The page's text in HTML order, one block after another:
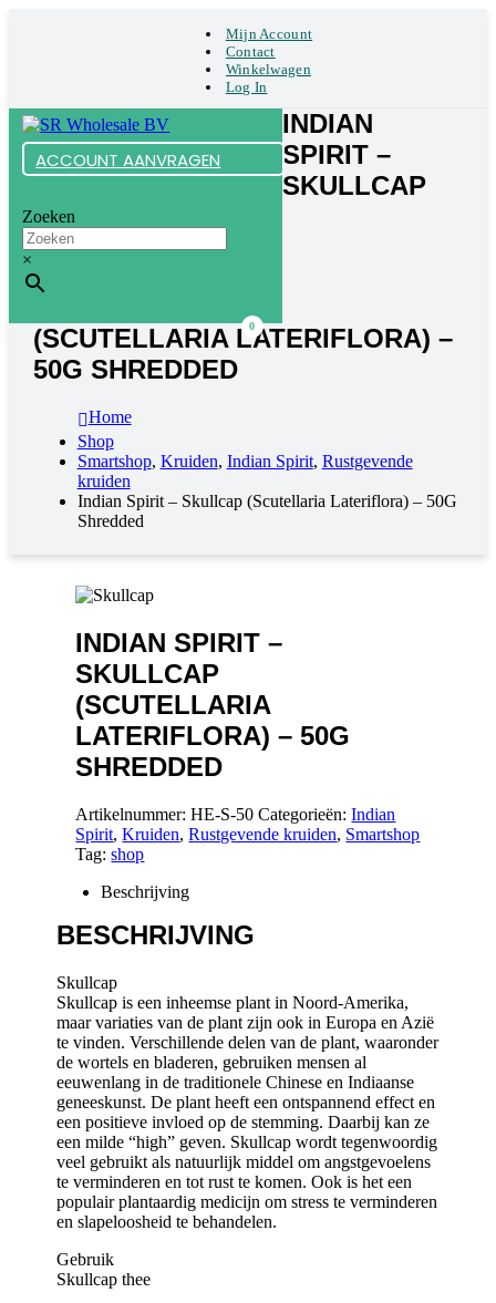
Mijn Account
Contact
Winkelwagen
Log In
ACCOUNT AANVRAGEN
Zoeken
×
0
INDIAN
SPIRIT –
SKULLCAP
(SCUTELLARIA LATERIFLORA) –
50G SHREDDED
Home
Shop
Smartshop, Kruiden, Indian Spirit, Rustgevende
kruiden
Indian Spirit – Skullcap (Scutellaria Lateriflora) – 50G
Shredded
INDIAN SPIRIT –
SKULLCAP
(SCUTELLARIA
LATERIFLORA) – 50G
SHREDDED
Artikelnummer:HE-S-50 Categorieën:Indian
Spirit,Kruiden,Rustgevende kruiden, Smartshop
Tag:shop
Beschrijving
BESCHRIJVING
Skullcap
Skullcap is een inheemse plant in Noord-Amerika,
maar variaties van de plant zijn ook in Europa en Azië
te vinden. Verschillende delen van de plant, waaronder
de wortels en bladeren, gebruiken mensen al
eeuwenlang in de traditionele Chinese en Indiaanse
geneeskunst. De plant heeft een ontspannend effect en
een positieve invloed op de stemming. Daarbij kan ze
een milde “high” geven. Skullcap wordt tegenwoordig
veel gebruikt als natuurlijk middel om angstgevoelens
te verminderen en tot rust te komen. Ook is het een
populair plantaardig medicijn om stress te verminderen
en slapeloosheid te behandelen.
Gebruik
Skullcap thee